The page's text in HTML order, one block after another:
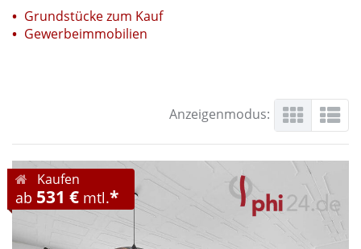
Grundstücke zum Kauf
Gewerbeimmobilien
Anzeigenmodus:
Kaufen
ab 531 € mtl.*